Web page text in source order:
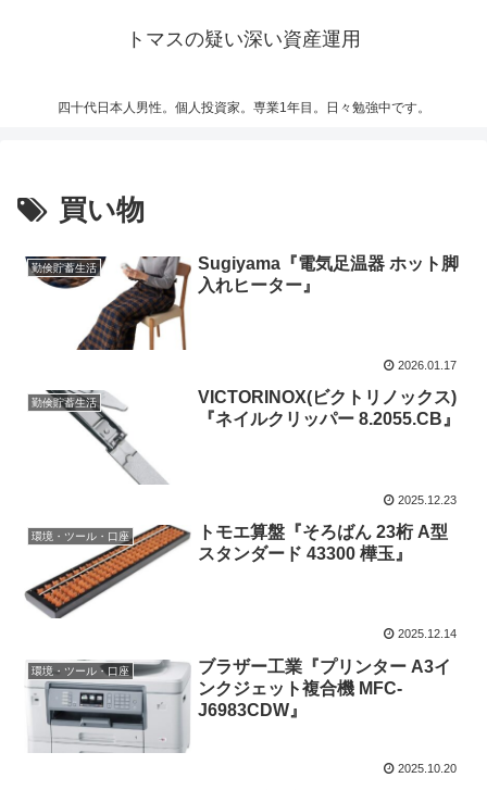
トマスの疑い深い資産運用
四十代日本人男性。個人投資家。専業1年目。日々勉強中です。
買い物
勤倹貯蓄生活
Sugiyama『電気足温器 ホット脚
入れヒーター』
2026.01.17
勤倹貯蓄生活
VICTORINOX(ビクトリノックス)
『ネイルクリッパー 8.2055.CB』
2025.12.23
環境・ツール・口座
トモエ算盤『そろばん 23桁 A型
スタンダード 43300 樺玉』
2025.12.14
環境・ツール・口座
ブラザー工業『プリンター A3イ
ンクジェット複合機 MFC-
J6983CDW』
2025.10.20